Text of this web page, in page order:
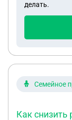
делать.
Семейное
Как снизить